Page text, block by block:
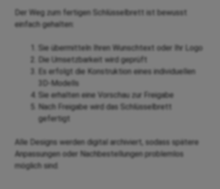
Der Weg zum fertigen Schlüsselbrett ist bewusst
einfach gehalten:
Sie übermitteln Ihren Wunschtext oder Ihr Logo
Die Umsetzbarkeit wird geprüft
Es erfolgt die Konstruktion eines individuellen
3D-Modells
Sie erhalten eine Vorschau zur Freigabe
Nach Freigabe wird das Schlüsselbrett
gefertigt
Alle Designs werden digital archiviert, sodass spätere
Anpassungen oder Nachbestellungen problemlos
möglich sind.